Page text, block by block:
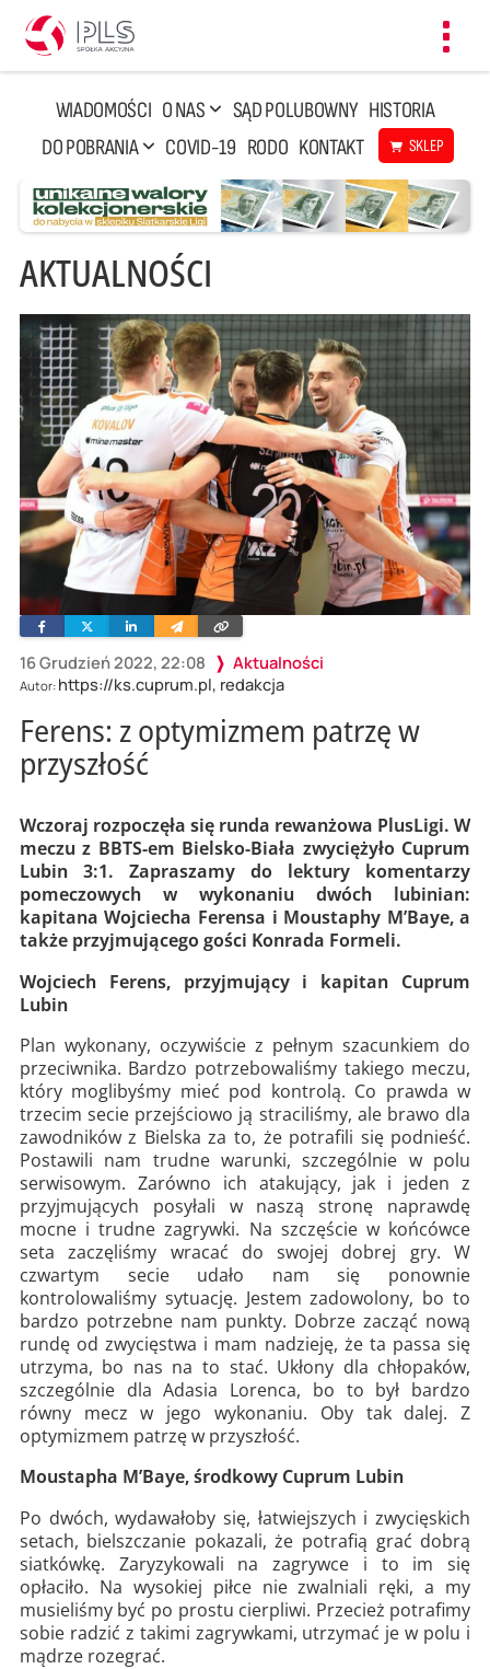
WIADOMOŚCI O NAS SĄD POLUBOWNY HISTORIA
DO POBRANIA
COVID-19 RODO KONTAKT SKLEP
AKTUALNOŚCI
16 Grudzień 2022, 22:08 Aktualności
Autor: https://ks.cuprum.pl, redakcja
FacebookTwitterLinkedinWyślij
e-
Skopiuj
link
Ferens: z optymizmem patrzę w
przyszłość
Wczoraj rozpoczęła się runda rewanżowa PlusLigi. W
meczu z BBTS-em Bielsko-Biała zwyciężyło Cuprum
Lubin 3:1. Zapraszamy do lektury komentarzy
pomeczowych w wykonaniu dwóch lubinian:
kapitana Wojciecha Ferensa i Moustaphy M’Baye, a
także przyjmującego gości Konrada Formeli.
Wojciech Ferens, przyjmujący i kapitan Cuprum
Lubin
Plan wykonany, oczywiście z pełnym szacunkiem do
przeciwnika. Bardzo potrzebowaliśmy takiego meczu,
który moglibyśmy mieć pod kontrolą. Co prawda w
trzecim secie przejściowo ją straciliśmy, ale brawo dla
zawodników z Bielska za to, że potrafili się podnieść.
Postawili nam trudne warunki, szczególnie w polu
serwisowym. Zarówno ich atakujący, jak i jeden z
przyjmujących posyłali w naszą stronę naprawdę
mocne i trudne zagrywki. Na szczęście w końcówce
seta zaczęliśmy wracać do swojej dobrej gry. W
czwartym secie udało nam się ponownie
kontrolowaliśmy sytuację. Jestem zadowolony, bo to
bardzo potrzebne nam punkty. Dobrze zacząć nową
rundę od zwycięstwa i mam nadzieję, że ta passa się
utrzyma, bo nas na to stać. Ukłony dla chłopaków,
szczególnie dla Adasia Lorenca, bo to był bardzo
równy mecz w jego wykonaniu. Oby tak dalej. Z
optymizmem patrzę w przyszłość.
Moustapha M’Baye, środkowy Cuprum Lubin
Po dwóch, wydawałoby się, łatwiejszych i zwycięskich
setach, bielszczanie pokazali, że potrafią grać dobrą
siatkówkę. Zaryzykowali na zagrywce i to im się
opłaciło. Na wysokiej piłce nie zwalniali ręki, a my
musieliśmy być po prostu cierpliwi. Przecież potrafimy
sobie radzić z takimi zagrywkami, utrzymać je w polu i
mądrze rozegrać.